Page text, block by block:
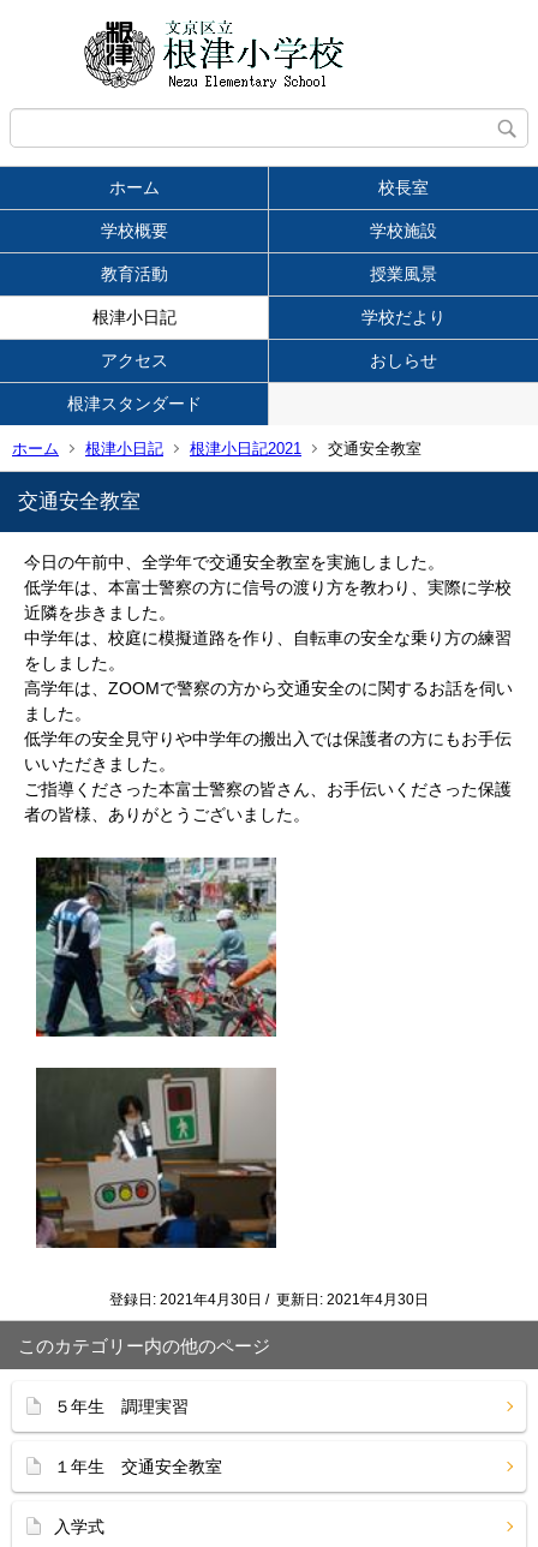
ホーム 校長室
学校概要 学校施設
教育活動 授業風景
根津小日記 学校だより
アクセス おしらせ
根津スタンダード
ホーム 根津小日記 根津小日記2021 交通安全教室
交通安全教室
今日の午前中、全学年で交通安全教室を実施しました。
低学年は、本富士警察の方に信号の渡り方を教わり、実際に学校
近隣を歩きました。
中学年は、校庭に模擬道路を作り、自転車の安全な乗り方の練習
をしました。
高学年は、ZOOMで警察の方から交通安全のに関するお話を伺い
ました。
低学年の安全見守りや中学年の搬出入では保護者の方にもお手伝
いいただきました。
ご指導くださった本富士警察の皆さん、お手伝いくださった保護
者の皆様、ありがとうございました。
登録日: 2021年4月30日 / 更新日: 2021年4月30日
このカテゴリー内の他のページ
５年生 調理実習
１年生 交通安全教室
入学式